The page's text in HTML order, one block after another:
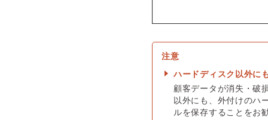
ハードディスク以外に
顧客データが消失・破
以外にも、外付けのハ
ルを保存することをお